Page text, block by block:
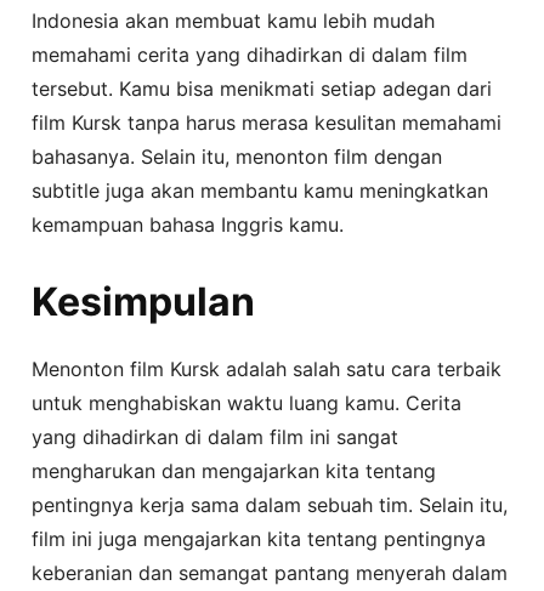
Indonesia akan membuat kamu lebih mudah
memahami cerita yang dihadirkan di dalam film
tersebut. Kamu bisa menikmati setiap adegan dari
film Kursk tanpa harus merasa kesulitan memahami
bahasanya. Selain itu, menonton film dengan
subtitle juga akan membantu kamu meningkatkan
kemampuan bahasa Inggris kamu.
Kesimpulan
Menonton film Kursk adalah salah satu cara terbaik
untuk menghabiskan waktu luang kamu. Cerita
yang dihadirkan di dalam film ini sangat
mengharukan dan mengajarkan kita tentang
pentingnya kerja sama dalam sebuah tim. Selain itu,
film ini juga mengajarkan kita tentang pentingnya
keberanian dan semangat pantang menyerah dalam